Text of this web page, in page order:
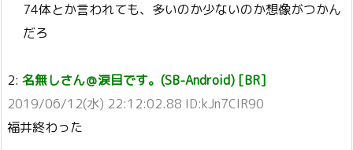
74体とか言われても、多いのか少ないのか想像がつかん
だろ
2: 名無しさん＠涙目です。(SB-Android) [BR]
2019/06/12(水) 22:12:02.88 ID:kJn7CIR90
福井終わった